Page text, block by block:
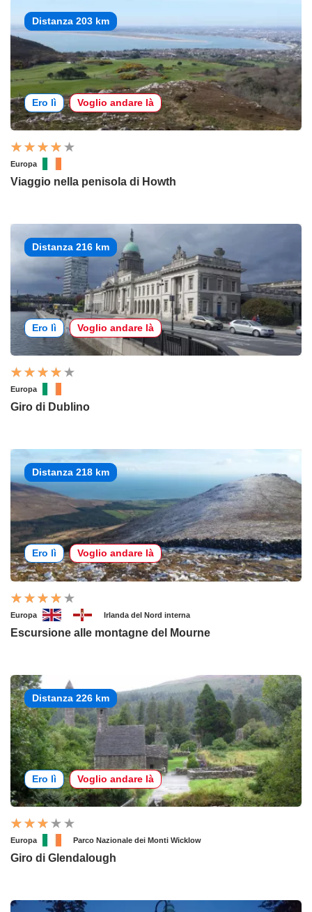
Distanza 203 km
Ero lì Voglio andare là
Europa
Viaggio nella penisola di Howth
Distanza 216 km
Ero lì Voglio andare là
Europa
Giro di Dublino
Distanza 218 km
Ero lì Voglio andare là
Europa Irlanda del Nord interna
Escursione alle montagne del Mourne
Distanza 226 km
Ero lì Voglio andare là
Europa Parco Nazionale dei Monti Wicklow
Giro di Glendalough